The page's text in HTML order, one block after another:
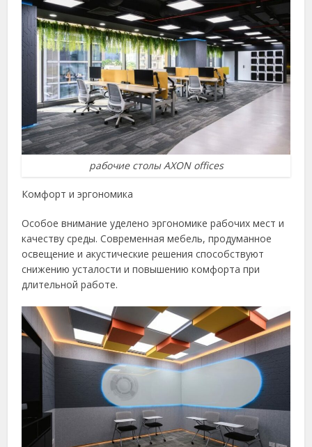
рабочие столы AXON offices
Комфорт и эргономика
Особое внимание уделено эргономике рабочих мест и
качеству среды. Современная мебель, продуманное
освещение и акустические решения способствуют
снижению усталости и повышению комфорта при
длительной работе.